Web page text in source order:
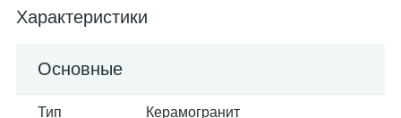
Характеристики
Основные
Тип Керамогранит